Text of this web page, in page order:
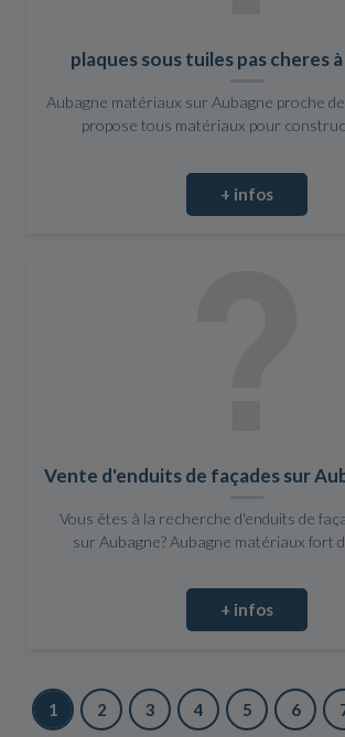
plaques sous tuiles pas cheres
Aubagne matériaux sur Aubagne proche
propose tous matériaux pour
+ infos
Vente d'enduits de façades sur
Vous êtes à la recherche d'enduits de
sur Aubagne? Aubagne matériaux fort
+ infos
1 2 3 4 5 6